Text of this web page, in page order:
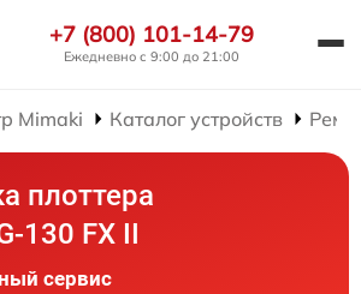
+7 (800) 101-14-79
Ежедневно с 9:00 до 21:00
Mimaki Каталог устройств
плоттера
130 FX II
сервис